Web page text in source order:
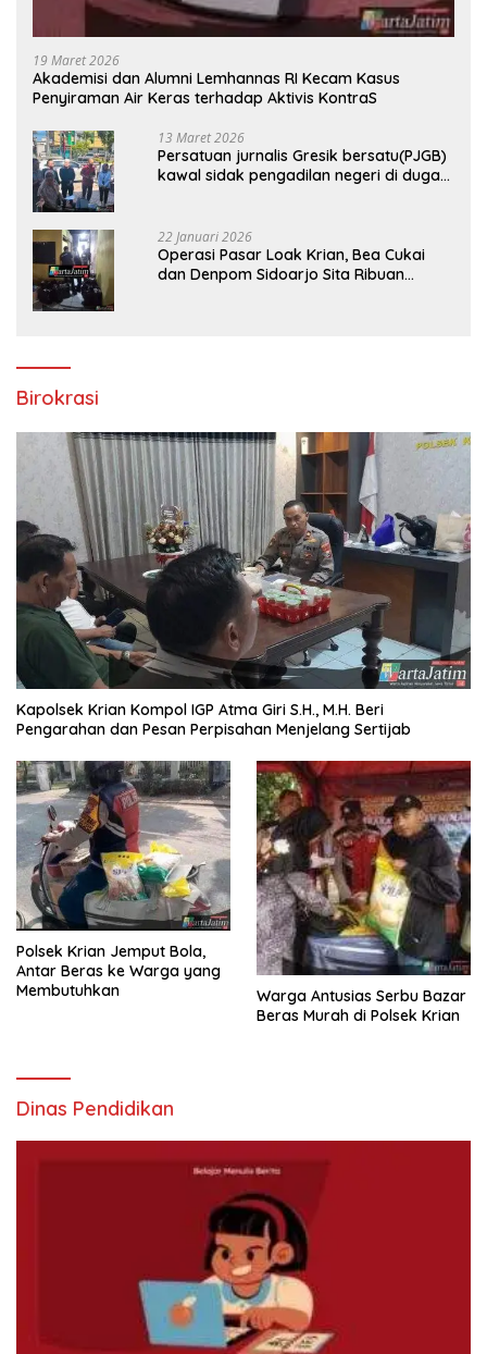
19 Maret 2026
Akademisi dan Alumni Lemhannas RI Kecam Kasus
Penyiraman Air Keras terhadap Aktivis KontraS
13 Maret 2026
Persatuan jurnalis Gresik bersatu(PJGB)
kawal sidak pengadilan negeri di duga
22 Januari 2026
Operasi Pasar Loak Krian, Bea Cukai
dan Denpom Sidoarjo Sita Ribuan
Birokrasi
Kapolsek Krian Kompol IGP Atma Giri S.H., M.H. Beri
Pengarahan dan Pesan Perpisahan Menjelang Sertijab
Polsek Krian Jemput Bola,
Antar Beras ke Warga yang
Membutuhkan
Warga Antusias Serbu Bazar
Beras Murah di Polsek Krian
Dinas Pendidikan